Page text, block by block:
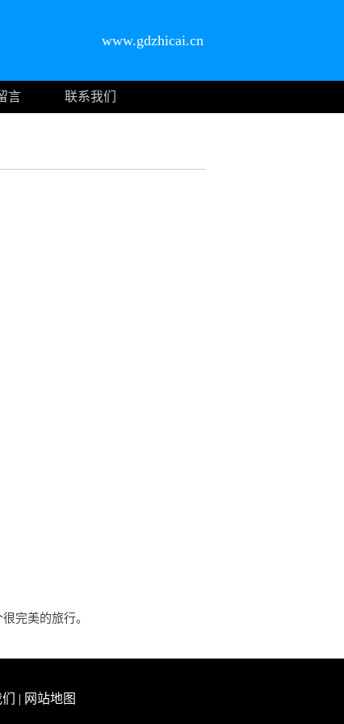
www.gdzhicai.cn
言
联系我们
完美的旅行。
| 网站地图